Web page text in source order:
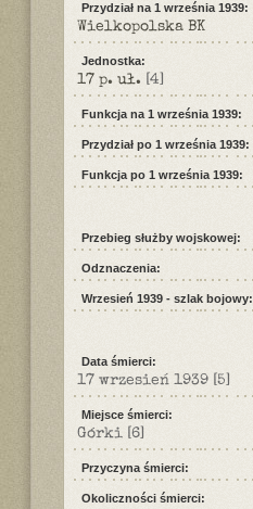
Przydział na 1 września 1939:
Wielkopolska BK
Jednostka:
17 p. uł. [4]
Funkcja na 1 września 1939:
Przydział po 1 września 1939:
Funkcja po 1 września 1939:
Przebieg służby wojskowej:
Odznaczenia:
Wrzesień 1939 - szlak bojowy:
Data śmierci:
17 wrzesień 1939 [5]
Miejsce śmierci:
Górki [6]
Przyczyna śmierci:
Okoliczności śmierci: